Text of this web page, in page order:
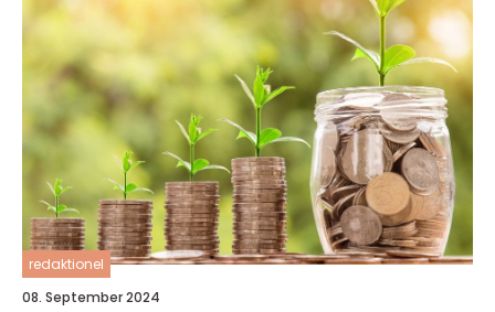
redaktionel
08. September 2024